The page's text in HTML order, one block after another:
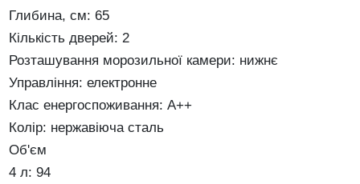
Глибина, см: 65
Кількість дверей: 2
Розташування морозильної камери: нижнє
Управління: електронне
Клас енергоспоживання: А++
Колір: нержавіюча сталь
Об'єм
4 л: 94